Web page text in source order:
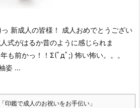
新成人の皆様！ 成人おめでとうござい
式がはるか昔のように感じられま
も前かっ！！Σ(ﾟдﾟ;) 怖い怖い。。。
姿 ...
「印鑑で成人のお祝いをお手伝い」